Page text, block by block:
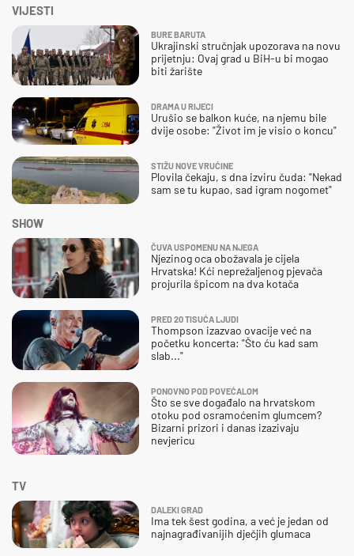
VIJESTI
BURE BARUTA
Ukrajinski stručnjak upozorava na novu
prijetnju: Ovaj grad u BiH-u bi mogao
biti žarište
DRAMA U RIJECI
Urušio se balkon kuće, na njemu bile
dvije osobe: "Život im je visio o koncu"
STIŽU NOVE VRUĆINE
Plovila čekaju, s dna izviru čuda: "Nekad
sam se tu kupao, sad igram nogomet"
SHOW
ČUVA USPOMENU NA NJEGA
Njezinog oca obožavala je cijela
Hrvatska! Kći neprežaljenog pjevača
projurila špicom na dva kotača
PRED 20 TISUĆA LJUDI
Thompson izazvao ovacije već na
početku koncerta: "Što ću kad sam
slab..."
PONOVNO POD POVEĆALOM
Što se sve događalo na hrvatskom
otoku pod osramoćenim glumcem?
Bizarni prizori i danas izazivaju
nevjericu
TV
DALEKI GRAD
Ima tek šest godina, a već je jedan od
najnagrađivanijih dječjih glumaca